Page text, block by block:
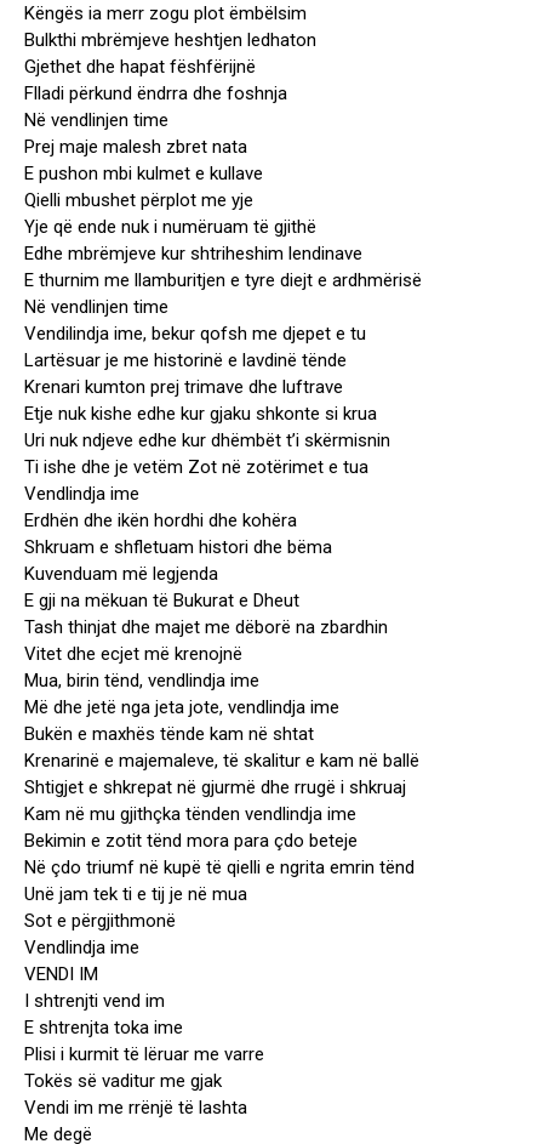
Këngës ia merr zogu plot ëmbëlsim
Bulkthi mbrëmjeve heshtjen ledhaton
Gjethet dhe hapat fëshfërijnë
Flladi përkund ëndrra dhe foshnja
Në vendlinjen time
Prej maje malesh zbret nata
E pushon mbi kulmet e kullave
Qielli mbushet përplot me yje
Yje që ende nuk i numëruam të gjithë
Edhe mbrëmjeve kur shtriheshim lendinave
E thurnim me llamburitjen e tyre diejt e ardhmërisë
Në vendlinjen time
Vendilindja ime, bekur qofsh me djepet e tu
Lartësuar je me historinë e lavdinë tënde
Krenari kumton prej trimave dhe luftrave
Etje nuk kishe edhe kur gjaku shkonte si krua
Uri nuk ndjeve edhe kur dhëmbët t’i skërmisnin
Ti ishe dhe je vetëm Zot në zotërimet e tua
Vendlindja ime
Erdhën dhe ikën hordhi dhe kohëra
Shkruam e shfletuam histori dhe bëma
Kuvenduam më legjenda
E gji na mëkuan të Bukurat e Dheut
Tash thinjat dhe majet me dëborë na zbardhin
Vitet dhe ecjet më krenojnë
Mua, birin tënd, vendlindja ime
Më dhe jetë nga jeta jote, vendlindja ime
Bukën e maxhës tënde kam në shtat
Krenarinë e majemaleve, të skalitur e kam në ballë
Shtigjet e shkrepat në gjurmë dhe rrugë i shkruaj
Kam në mu gjithçka tënden vendlindja ime
Bekimin e zotit tënd mora para çdo beteje
Në çdo triumf në kupë të qielli e ngrita emrin tënd
Unë jam tek ti e tij je në mua
Sot e përgjithmonë
Vendlindja ime
VENDI IM
I shtrenjti vend im
E shtrenjta toka ime
Plisi i kurmit të lëruar me varre
Tokës së vaditur me gjak
Vendi im me rrënjë të lashta
Me degë